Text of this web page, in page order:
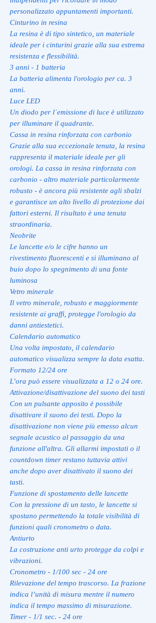
personalizzato appuntamenti importanti.
Cinturino in resina
La resina è di tipo sintetico, un materiale
ideale per i cinturini grazie alla sua estrema
resistenza e flessibilità.
3 anni - 1 batteria
La batteria alimenta l'orologio per ca. 3
anni.
Luce LED
Un diodo per l´emissione di luce è utilizzato
per illuminare il quadrante.
Cassa in resina rinforzata con carbonio
Grazie alla sua eccezionale tenuta, la resina
rappresenta il materiale ideale per gli
orologi. La cassa in resina rinforzata con
carbonio - altro materiale particolarmente
robusto - è ancora più resistente agli sbalzi
e garantisce un alto livello di protezione dai
fattori esterni. Il risultato è una tenuta
straordinaria.
Neobrite
Le lancette e/o le cifre hanno un
rivestimento fluorescenti e si illuminano al
buio dopo lo spegnimento di una fonte
luminosa
Vetro minerale
Il vetro minerale, robusto e maggiormente
resistente ai graffi, protegge l'orologio da
danni antiestetici.
Calendario automatico
Una volta impostato, il calendario
automatico visualizza sempre la data esatta.
Formato 12/24 ore
L’ora può essere visualizzata a 12 o 24 ore.
Attivazione/disattivazione del suono dei tasti
Con un pulsante apposito è possibile
disattivare il suono dei testi. Dopo la
disattivazione non viene più emesso alcun
segnale acustico al passaggio da una
funzione all'altra. Gli allarmi impostati o il
countdown timer restano tuttavia attivi
anche dopo aver disattivato il suono dei
tasti.
Funzione di spostamento delle lancette
Con la pressione di un tasto, le lancette si
spostano permettendo la totale visibilità di
funzioni quali cronometro o data.
Antiurto
La costruzione anti urto protegge da colpi e
vibrazioni.
Cronometro - 1/100 sec - 24 ore
Rilevazione del tempo trascorso. La frazione
indica l’unità di misura mentre il numero
indica il tempo massimo di misurazione.
Timer - 1/1 sec. - 24 ore